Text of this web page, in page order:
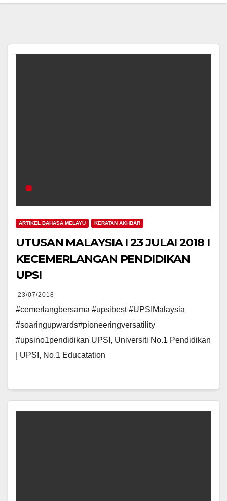
ARTIKEL BAHASA MELAYU KERATAN AKHBAR
UTUSAN MALAYSIA I 23 JULAI 2018 I
KECEMERLANGAN PENDIDIKAN
UPSI
23/07/2018
#cemerlangbersama #upsibest #UPSIMalaysia
#soaringupwards#pioneeringversatility
#upsino1pendidikan UPSI, Universiti No.1 Pendidikan
| UPSI, No.1 Educatation